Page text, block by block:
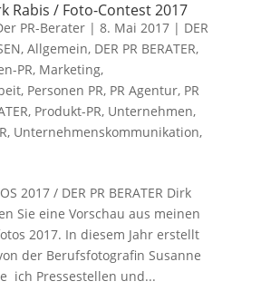
Rabis / Foto-Contest 2017
PR-Berater| 8. Mai 2017| DER
, Allgemein, DER PR BERATER,
PR, Marketing,
, Personen PR, PR Agentur, PR
, Produkt-PR, Unternehmen,
, Unternehmenskommunikation,
2017 / DER PR BERATER Dirk
Sie eine Vorschau aus meinen
2017. In diesem Jahr erstellt
der Berufsfotografin Susanne
ich Pressestellen und...